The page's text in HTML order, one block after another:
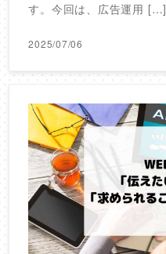
す。今回は、広告運用 […]
2025/07/06